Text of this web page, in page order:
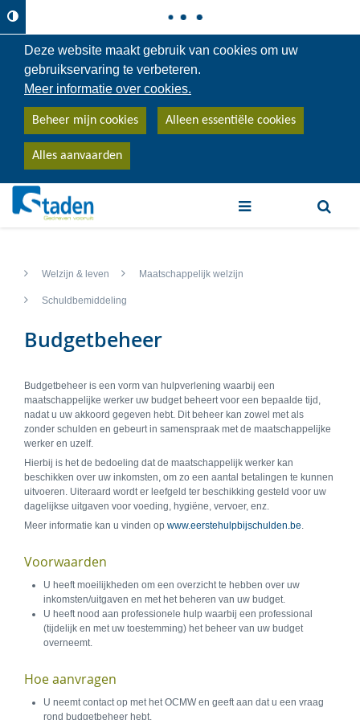
Deze website maakt gebruik van cookies om uw
gebruikservaring te verbeteren.
Meer informatie over cookies.
Beheer mijn cookies Alleen essentiële cookies
Alles aanvaarden
Welzijn & leven Maatschappelijk welzijn
Schuldbemiddeling
Budgetbeheer
Budgetbeheer is een vorm van hulpverlening waarbij een
maatschappelijke werker uw budget beheert voor een bepaalde tijd,
nadat u uw akkoord gegeven hebt. Dit beheer kan zowel met als
zonder schulden en gebeurt in samenspraak met de maatschappelijke
werker en uzelf.
Hierbij is het de bedoeling dat de maatschappelijk werker kan
beschikken over uw inkomsten, om zo een aantal betalingen te kunnen
uitvoeren. Uiteraard wordt er leefgeld ter beschikking gesteld voor uw
dagelijkse uitgaven voor voeding, hygiëne, vervoer, enz.
Meer informatie kan u vinden opwww.eerstehulpbijschulden.be
Voorwaarden
U heeft moeilijkheden om een overzicht te hebben over uw
inkomsten/uitgaven en met het beheren van uw budget.
U heeft nood aan professionele hulp waarbij een professional
(tijdelijk en met uw toestemming) het beheer van uw budget
overneemt.
Hoe aanvragen
U neemt contact op met het OCMW en geeft aan dat u een vraag
rond budgetbeheer hebt.